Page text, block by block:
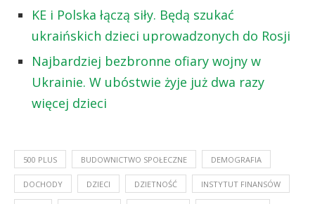
KE i Polska łączą siły. Będą szukać
ukraińskich dzieci uprowadzonych do Rosji
Najbardziej bezbronne ofiary wojny w
Ukrainie. W ubóstwie żyje już dwa razy
więcej dzieci
500 PLUS BUDOWNICTWO SPOŁECZNE DEMOGRAFIA
DOCHODY DZIECI DZIETNOŚĆ INSTYTUT FINANSÓW